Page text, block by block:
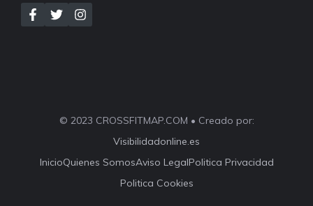
© 2023 CROSSFITMAP.COM • Creado por:
Visibilidadonline.es
InicioQuienes SomosAviso LegalPolitica Privacidad
Politica Cookies